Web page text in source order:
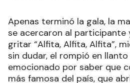
Apenas terminó la gala, la
se acercaron al participante
gritar “Alfita, Alfita, Alfita”,
sin dudar, el rompió en
emocionado por saber que
más famosa del país, que